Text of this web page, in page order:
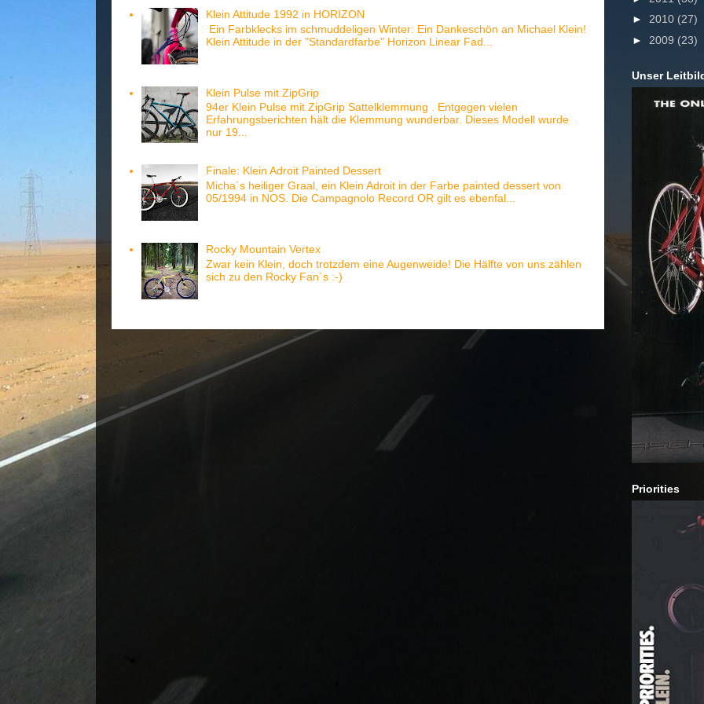
Klein Attitude 1992 in HORIZON
Ein Farbklecks im schmuddeligen Winter: Ein Dankeschön an Michael Klein!
Klein Attitude in der "Standardfarbe" Horizon Linear Fad...
Klein Pulse mit ZipGrip
94er Klein Pulse mit ZipGrip Sattelklemmung . Entgegen vielen
Erfahrungsberichten hält die Klemmung wunderbar. Dieses Modell wurde
nur 19...
Finale: Klein Adroit Painted Dessert
Micha´s heiliger Graal, ein Klein Adroit in der Farbe painted dessert von
05/1994 in NOS. Die Campagnolo Record OR gilt es ebenfal...
Rocky Mountain Vertex
Zwar kein Klein, doch trotzdem eine Augenweide! Die Hälfte von uns zählen
sich zu den Rocky Fan´s :-)
► 2010 (27)
► 2009 (23)
Unser
Priorities